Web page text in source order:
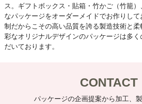
ス。ギフトボックス・貼箱・竹かご（竹籠
なパッケージをオーダーメイドでお作りし
制だからこその高い品質を誇る製造技術と
彩なオリジナルデザインのパッケージは多
だいております。
CONTACT
パッケージの企画提案から加工、製